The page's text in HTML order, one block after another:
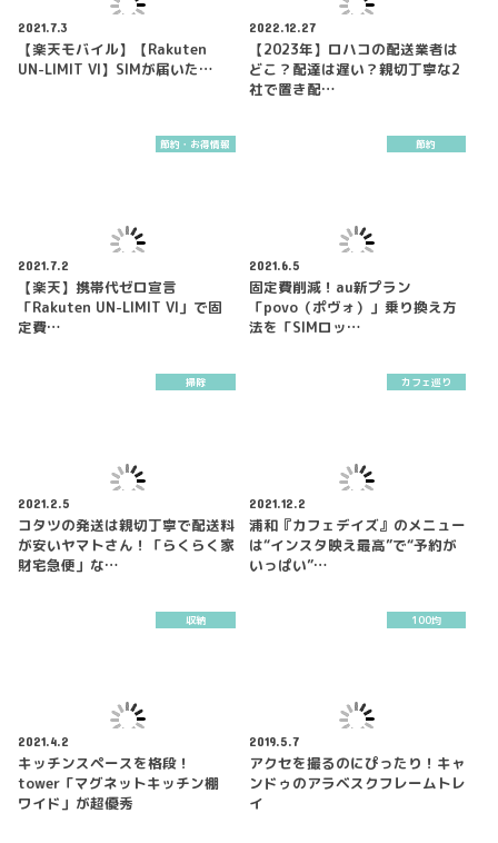
2021.7.3
【楽天モバイル】【Rakuten
UN-LIMIT VI】SIMが届いた…
2022.12.27
【2023年】ロハコの配送業者は
どこ？配達は遅い？親切丁寧な2
社で置き配…
節約・お得情報
2021.7.2
【楽天】携帯代ゼロ宣言
「Rakuten UN-LIMIT VI」で固
定費…
節約
2021.6.5
固定費削減！au新プラン
「povo（ポヴォ）」乗り換え方
法を「SIMロッ…
掃除
2021.2.5
コタツの発送は親切丁寧で配送料
が安いヤマトさん！「らくらく家
財宅急便」な…
カフェ巡り
2021.12.2
浦和『カフェデイズ』のメニュー
は“インスタ映え最高”で“予約が
いっぱい”…
収納
2021.4.2
キッチンスペースを格段！
tower「マグネットキッチン棚
ワイド」が超優秀
100均
2019.5.7
アクセを撮るのにぴったり！キャ
ンドゥのアラベスクフレームトレ
イ